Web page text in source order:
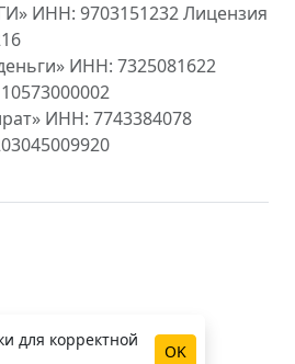
ИНН: 9703151232 Лицензия
ИНН: 7325081622
ИНН: 7743384078
для корректной
OK